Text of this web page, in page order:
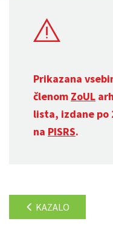
Prikazana
členom ZoUL
lista, izdane po
na PISRS.
KAZALO